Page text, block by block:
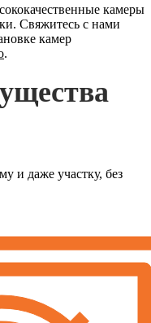
камеры
Свяжитесь с нами
камер
.
и даже участку, без